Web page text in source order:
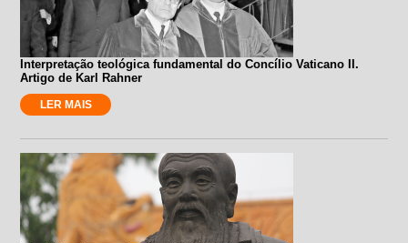
Interpretação teológica fundamental do Concílio Vaticano II.
Artigo de Karl Rahner
LER MAIS